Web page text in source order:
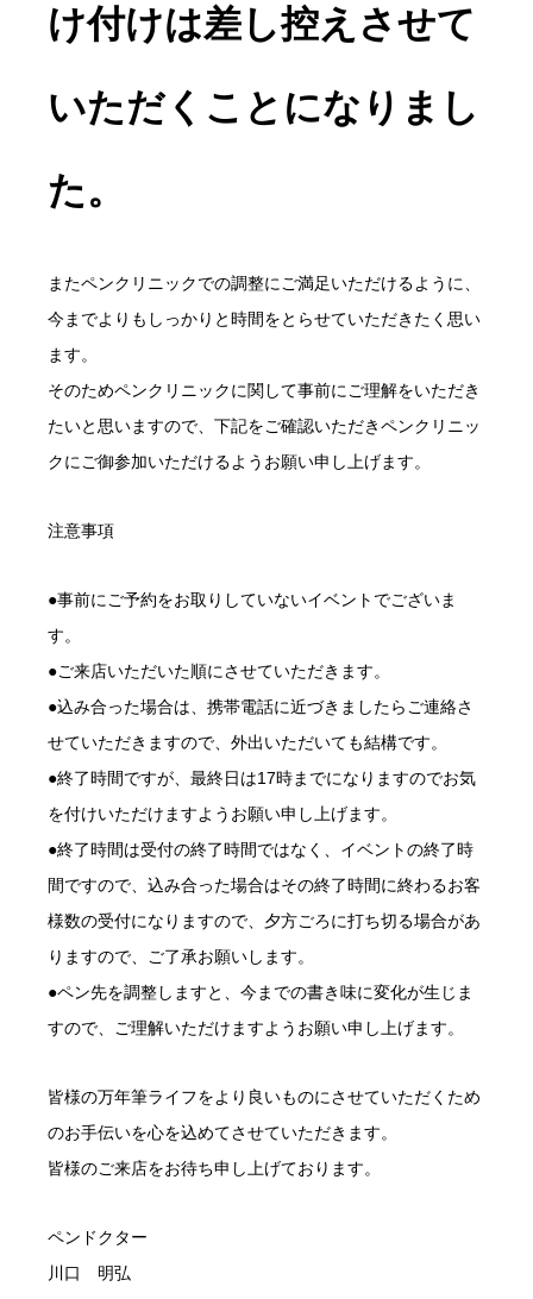
け付けは差し控えさせて
いただくことになりまし
た。
またペンクリニックでの調整にご満足いただけるように、
今までよりもしっかりと時間をとらせていただきたく思い
ます。
そのためペンクリニックに関して事前にご理解をいただき
たいと思いますので、下記をご確認いただきペンクリニッ
クにご御参加いただけるようお願い申し上げます。
注意事項
●事前にご予約をお取りしていないイベントでございま
す。
●ご来店いただいた順にさせていただきます。
●込み合った場合は、携帯電話に近づきましたらご連絡さ
せていただきますので、外出いただいても結構です。
●終了時間ですが、最終日は17時までになりますのでお気
を付けいただけますようお願い申し上げます。
●終了時間は受付の終了時間ではなく、イベントの終了時
間ですので、込み合った場合はその終了時間に終わるお客
様数の受付になりますので、夕方ごろに打ち切る場合があ
りますので、ご了承お願いします。
●ペン先を調整しますと、今までの書き味に変化が生じま
すので、ご理解いただけますようお願い申し上げます。
皆様の万年筆ライフをより良いものにさせていただくため
のお手伝いを心を込めてさせていただきます。
皆様のご来店をお待ち申し上げております。
ペンドクター
川口 明弘